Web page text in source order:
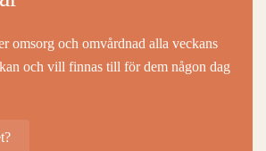
omsorg och omvårdnad alla veckans
och vill finnas till för dem någon dag